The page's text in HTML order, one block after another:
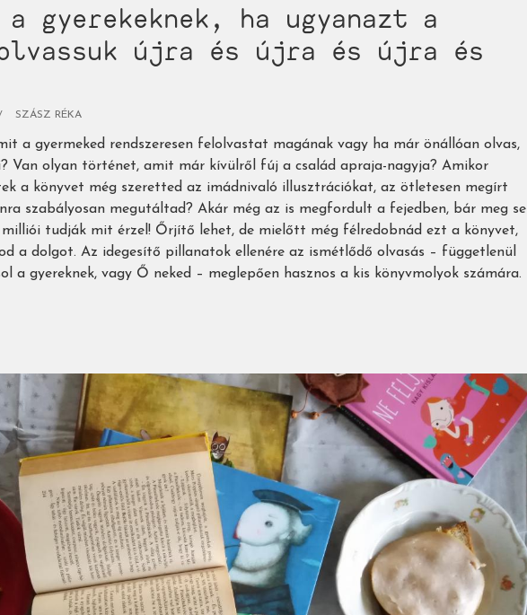
gyerekeknek, ha ugyanazt a
újra és újra és újra és
SZÁSZ RÉKA
a gyermeked rendszeresen felolvastat magának vagy ha már önállóan olvas,
Van olyan történet, amit már kívülről fúj a család apraja-nagyja? Amikor
a könyvet még szeretted az imádnivaló illusztrációkat, az ötletesen megírt
szabályosan megutáltad? Akár még az is megfordult a fejedben, bár meg se
tudják mit érzel! Őrjítő lehet, de mielőtt még félredobnád ezt a könyvet,
a dolgot. Az idegesítő pillanatok ellenére az ismétlődő olvasás – függetlenül
a gyereknek, vagy Ő neked – meglepően hasznos a kis könyvmolyok számára.